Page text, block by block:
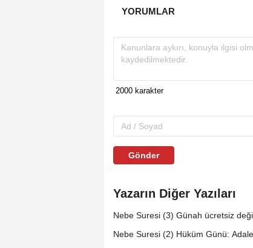
YORUMLAR
Gönder
Yazarın Diğer Yazıları
Nebe Suresi (3) Günah
Nebe Suresi (2) Hüküm